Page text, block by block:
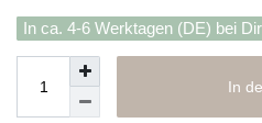
In ca. 4-6 Werktagen (DE) bei Dir
In